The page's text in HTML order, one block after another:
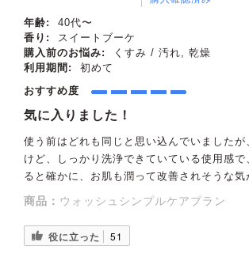
年齢:
40代〜
香り:
スイートブーケ
購入前のお悩み:
くすみ / 汚れ, 乾燥
利用期間:
初めて
おすすめ度
気に入りました！
使う前はどれも同じと思い込んでいましたが
けど、しっかり洗浄できていている使用感で
ると確かに、お肌も潤って改善されそうな気
商品： ウォッシュシンプルケアプラン
役に立った 51